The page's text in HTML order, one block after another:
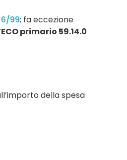
99; fa eccezione
primario 59.14.0
della spesa